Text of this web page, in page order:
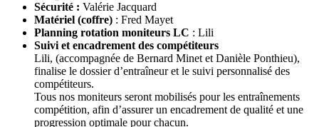
Sécurité : Valérie Jacquard
Matériel (coffre) : Fred Mayet
Planning rotation moniteurs LC : Lili
Suivi et encadrement des compétiteurs
Lili, (accompagnée de Bernard Minet et Danièle Ponthieu),
finalise le dossier d’entraîneur et le suivi personnalisé des
compétiteurs.
Tous nos moniteurs seront mobilisés pour les entraînements
compétition, afin d’assurer un encadrement de qualité et une
progression optimale pour chacun.